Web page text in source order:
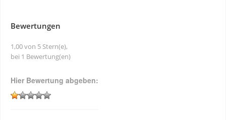
Bewertungen
1,00 von 5 Stern(e),
bei 1 Bewertung(en)
Hier Bewertung abgeben: